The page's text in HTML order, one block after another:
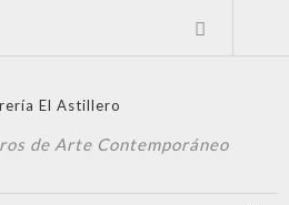
de Arte Contemporáneo